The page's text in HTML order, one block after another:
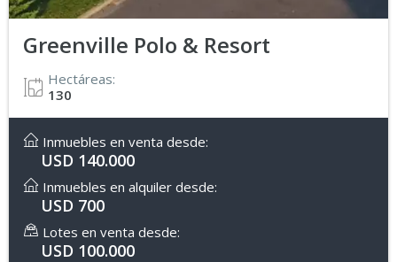
Greenville Polo & Resort
Hectáreas:
130
Inmuebles en venta desde:
USD 140.000
Inmuebles en alquiler desde:
USD 700
Lotes en venta desde:
USD 100.000